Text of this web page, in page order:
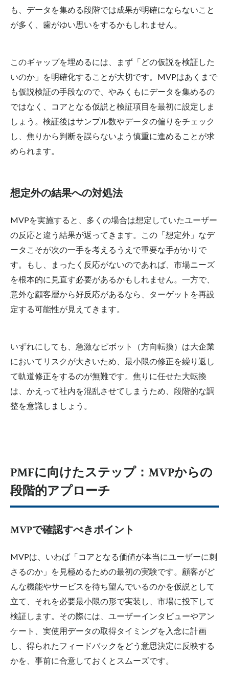
も、データを集める段階では成果が明確にならないこと
が多く、歯がゆい思いをするかもしれません。
このギャップを埋めるには、まず「どの仮説を検証した
いのか」を明確化することが大切です。MVPはあくまで
も仮説検証の手段なので、やみくもにデータを集めるの
ではなく、コアとなる仮説と検証項目を最初に設定しま
しょう。検証後はサンプル数やデータの偏りをチェック
し、焦りから判断を誤らないよう慎重に進めることが求
められます。
想定外の結果への対処法
MVPを実施すると、多くの場合は想定していたユーザー
の反応と違う結果が返ってきます。この「想定外」なデ
ータこそが次の一手を考えるうえで重要な手がかりで
す。もし、まったく反応がないのであれば、市場ニーズ
を根本的に見直す必要があるかもしれません。一方で、
意外な顧客層から好反応があるなら、ターゲットを再設
定する可能性が見えてきます。
いずれにしても、急激なピボット（方向転換）は大企業
においてリスクが大きいため、最小限の修正を繰り返し
て軌道修正をするのが無難です。焦りに任せた大転換
は、かえって社内を混乱させてしまうため、段階的な調
整を意識しましょう。
PMFに向けたステップ：MVPからの
段階的アプローチ
MVPで確認すべきポイント
MVPは、いわば「コアとなる価値が本当にユーザーに刺
さるのか」を見極めるための最初の実験です。顧客がど
んな機能やサービスを待ち望んでいるのかを仮説として
立て、それを必要最小限の形で実装し、市場に投下して
検証します。その際には、ユーザーインタビューやアン
ケート、実使用データの取得タイミングを入念に計画
し、得られたフィードバックをどう意思決定に反映する
かを、事前に合意しておくとスムーズです。